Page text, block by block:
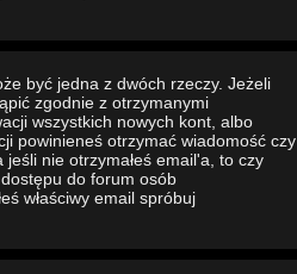
być jedna z dwóch rzeczy. Jeżeli
zgodnie z otrzymanymi
wszystkich nowych kont, albo
powinieneś otrzymać wiadomość czy
nie otrzymałeś email'a, to czy
do forum osób
właściwy email spróbuj